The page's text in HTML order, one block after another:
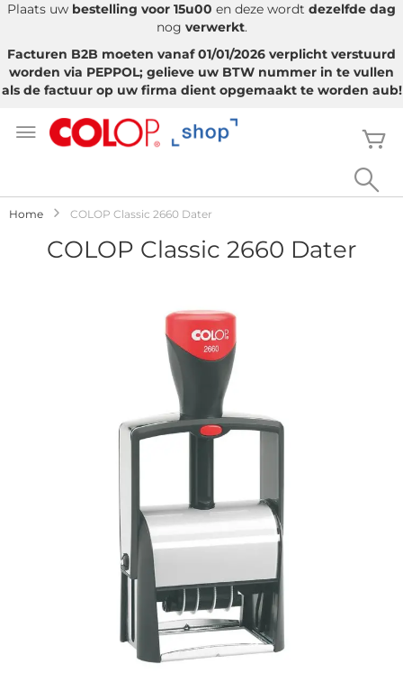
Plaats uw bestelling voor 15u00 en deze wordt dezelfde dag
nog verwerkt.
Facturen B2B moeten vanaf 01/01/2026 verplicht verstuurd
worden via PEPPOL; gelieve uw BTW nummer in te vullen
als de factuur op uw firma dient opgemaakt te worden aub!
naar
Home COLOP Classic 2660 Dater
COLOP Classic 2660 Dater